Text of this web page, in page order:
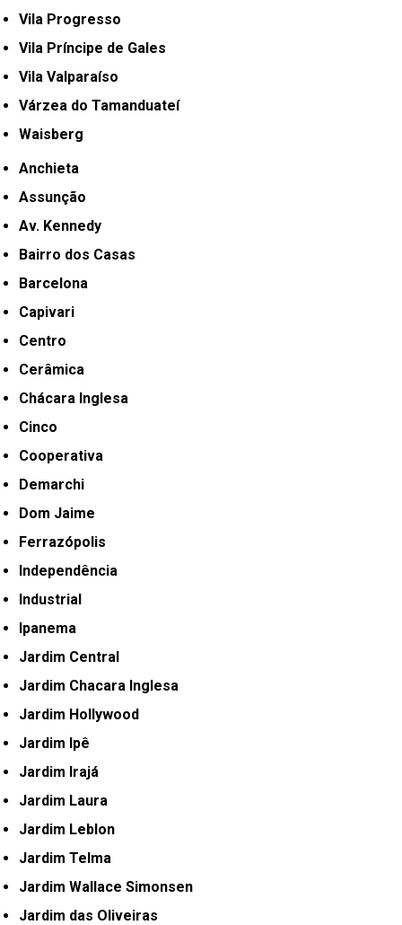
Vila Progresso
Vila Príncipe de Gales
Vila Valparaíso
Várzea do Tamanduateí
Waisberg
Anchieta
Assunção
Av. Kennedy
Bairro dos Casas
Barcelona
Capivari
Centro
Cerâmica
Chácara Inglesa
Cinco
Cooperativa
Demarchi
Dom Jaime
Ferrazópolis
Independência
Industrial
Ipanema
Jardim Central
Jardim Chacara Inglesa
Jardim Hollywood
Jardim Ipê
Jardim Irajá
Jardim Laura
Jardim Leblon
Jardim Telma
Jardim Wallace Simonsen
Jardim das Oliveiras